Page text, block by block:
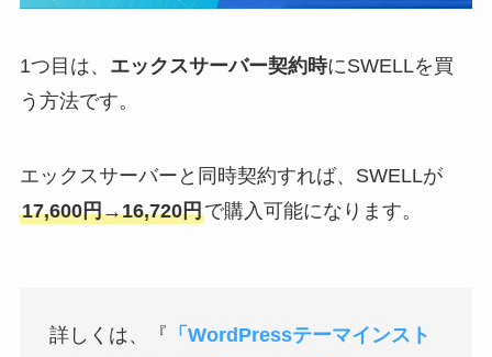
1つ目は、 エックスサーバー契約時にSWELLを買
う方法です。
エックスサーバーと同時契約すれば、SWELLが
17,600円→16,720円で購入可能になります。
詳しくは、『 「WordPressテーマインスト